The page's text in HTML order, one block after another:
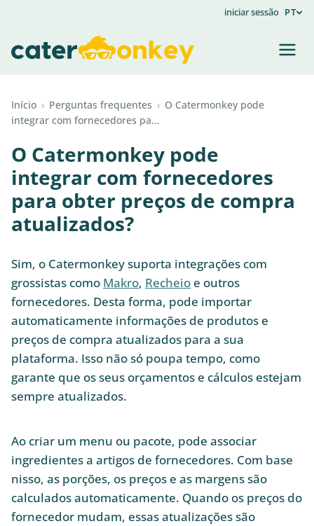
iniciar sessão PT
Início › Perguntas frequentes › O Catermonkey pode
integrar com fornecedores pa…
O Catermonkey pode
integrar com fornecedores
para obter preços de compra
atualizados?
Sim, o Catermonkey suporta integrações com
grossistas como Makro, Recheio e outros
fornecedores. Desta forma, pode importar
automaticamente informações de produtos e
preços de compra atualizados para a sua
plataforma. Isso não só poupa tempo, como
garante que os seus orçamentos e cálculos estejam
sempre atualizados.
Ao criar um menu ou pacote, pode associar
ingredientes a artigos de fornecedores. Com base
nisso, as porções, os preços e as margens são
calculados automaticamente. Quando os preços do
fornecedor mudam, essas atualizações são